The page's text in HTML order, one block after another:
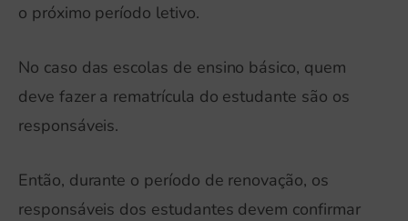
o próximo período letivo.
No caso das escolas de ensino básico, quem
deve fazer a rematrícula do estudante são os
responsáveis.
Então, durante o período de renovação, os
responsáveis dos estudantes devem confirmar